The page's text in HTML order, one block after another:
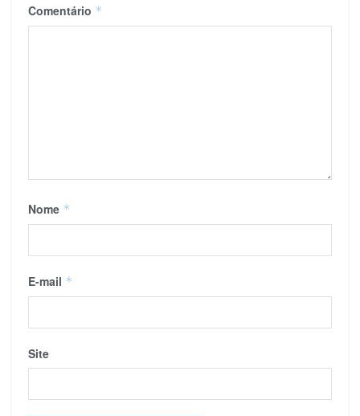
Comentário *
Nome *
E-mail *
Site